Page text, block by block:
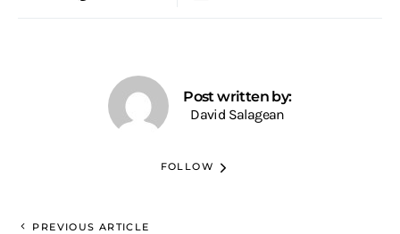
Post written by:
David Salagean
FOLLOW
PREVIOUS ARTICLE